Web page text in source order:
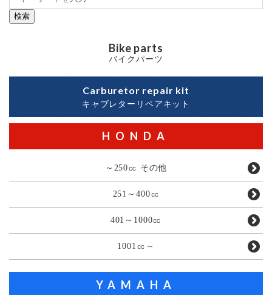
検索
Bike parts
バイクパーツ
Carburetor repair kit
キャブレターリペアキット
HONDA
～250㏄ その他
251～400㏄
401～1000㏄
1001㏄～
YAMAHA